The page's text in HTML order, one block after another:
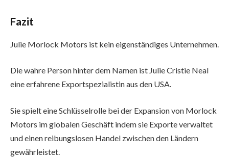
Fazit
Julie Morlock Motors ist kein eigenständiges Unternehmen.
Die wahre Person hinter dem Namen ist Julie Cristie Neal
eine erfahrene Exportspezialistin aus den USA.
Sie spielt eine Schlüsselrolle bei der Expansion von Morlock
Motors im globalen Geschäft indem sie Exporte verwaltet
und einen reibungslosen Handel zwischen den Ländern
gewährleistet.